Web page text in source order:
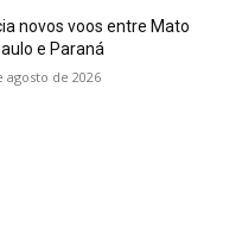
novos voos entre Mato
e Paraná
agosto de 2026